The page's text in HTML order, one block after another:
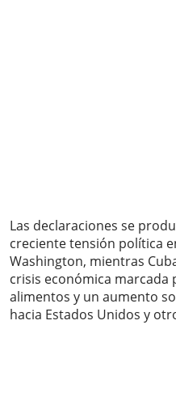
Las declaraciones se
creciente tensión política
Washington, mientras
crisis económica marcada
alimentos y un aumento
hacia Estados Unidos y